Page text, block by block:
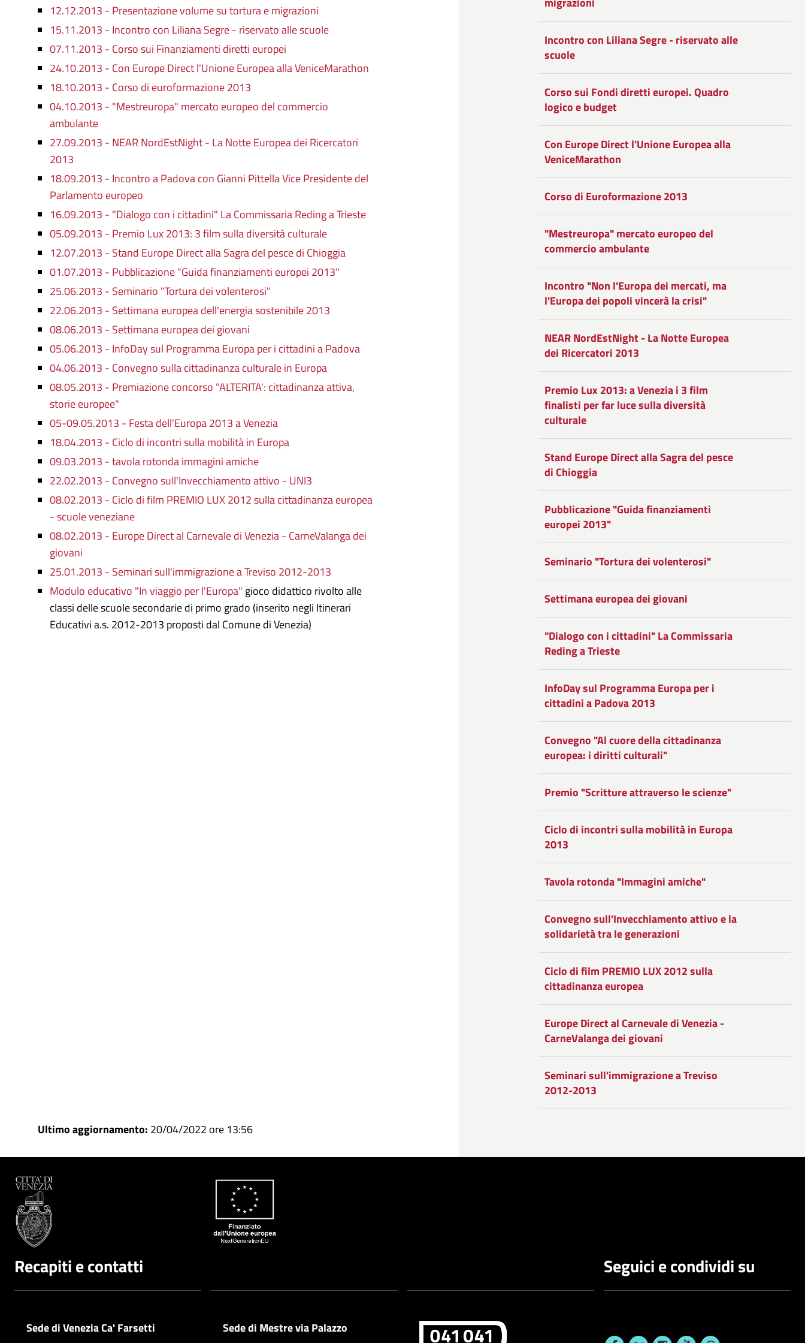
12.12.2013 - Presentazione volume su tortura e migrazioni
15.11.2013 - Incontro con Liliana Segre - riservato alle scuole
07.11.2013 - Corso sui Finanziamenti diretti europei
24.10.2013 - Con Europe Direct l'Unione Europea alla VeniceMarathon
18.10.2013 - Corso di euroformazione 2013
04.10.2013 - "Mestreuropa" mercato europeo del commercio
ambulante
27.09.2013 - NEAR NordEstNight - La Notte Europea dei Ricercatori
2013
18.09.2013 - Incontro a Padova con Gianni Pittella Vice Presidente del
Parlamento europeo
16.09.2013 - "Dialogo con i cittadini" La Commissaria Reding a Trieste
05.09.2013 - Premio Lux 2013: 3 film sulla diversità culturale
12.07.2013 - Stand Europe Direct alla Sagra del pesce di Chioggia
01.07.2013 - Pubblicazione "Guida finanziamenti europei 2013"
25.06.2013 - Seminario "Tortura dei volenterosi"
22.06.2013 - Settimana europea dell'energia sostenibile 2013
08.06.2013 - Settimana europea dei giovani
05.06.2013 - InfoDay sul Programma Europa per i cittadini a Padova
04.06.2013 - Convegno sulla cittadinanza culturale in Europa
08.05.2013 - Premiazione concorso "ALTERITA': cittadinanza attiva,
storie europee"
05-09.05.2013 - Festa dell'Europa 2013 a Venezia
18.04.2013 - Ciclo di incontri sulla mobilità in Europa
09.03.2013 - tavola rotonda immagini amiche
22.02.2013 - Convegno sull'Invecchiamento attivo - UNI3
08.02.2013 - Ciclo di film PREMIO LUX 2012 sulla cittadinanza europea
- scuole veneziane
08.02.2013 - Europe Direct al Carnevale di Venezia - CarneValanga dei
giovani
25.01.2013 - Seminari sull'immigrazione a Treviso 2012-2013
Modulo educativo "In viaggio per l'Europa" gioco didattico rivolto alle
classi delle scuole secondarie di primo grado (inserito negli Itinerari
Educativi a.s. 2012-2013 proposti dal Comune di Venezia)
Facebook
su
Twitter
Condividi
su
Google
Plus
Incontro con Liliana Segre - riservato alle
scuole
Corso sui Fondi diretti europei. Quadro
logico e budget
Con Europe Direct l'Unione Europea alla
VeniceMarathon
Corso di Euroformazione 2013
"Mestreuropa" mercato europeo del
commercio ambulante
Incontro "Non l'Europa dei mercati, ma
l'Europa dei popoli vincerà la crisi"
NEAR NordEstNight - La Notte Europea
dei Ricercatori 2013
Premio Lux 2013: a Venezia i 3 film
finalisti per far luce sulla diversità
culturale
Stand Europe Direct alla Sagra del pesce
di Chioggia
Pubblicazione "Guida finanziamenti
europei 2013"
Seminario "Tortura dei volenterosi"
Settimana europea dei giovani
"Dialogo con i cittadini" La Commissaria
Reding a Trieste
InfoDay sul Programma Europa per i
cittadini a Padova 2013
Convegno "Al cuore della cittadinanza
europea: i diritti culturali"
Premio "Scritture attraverso le scienze"
Ciclo di incontri sulla mobilità in Europa
2013
Tavola rotonda "Immagini amiche"
Convegno sull'Invecchiamento attivo e la
solidarietà tra le generazioni
Ciclo di film PREMIO LUX 2012 sulla
cittadinanza europea
Europe Direct al Carnevale di Venezia -
CarneValanga dei giovani
Seminari sull'immigrazione a Treviso
2012-2013
Ultimo aggiornamento: 20/04/2022 ore 13:56
Recapiti e contatti
Sede di Venezia Ca' Farsetti Sede di Mestre via Palazzo
Seguici e condividi su